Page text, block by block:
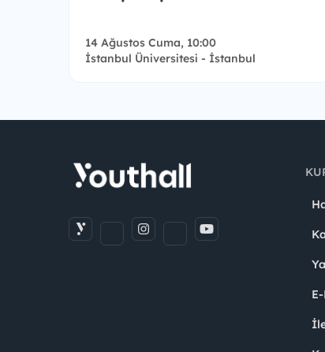
14 Ağustos Cuma, 10:00
İstanbul Üniversitesi - İstanbul